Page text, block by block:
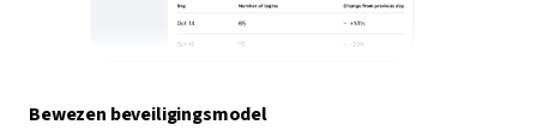
Bewezen beveiligingsmodel